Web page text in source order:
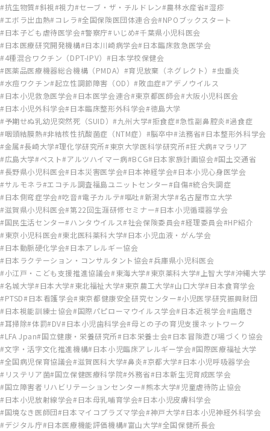
抗生物質 斜視 視力 セーブ・ザ・チルドレン 農林水産省 湿疹
エボラ出血熱 コレラ 全国保険医団体連合会 NPOブックスタート
日本子ども虐待医学会 警察庁 いじめ 千葉県小児科医会
日本医療研究開発機構 日本川崎病学会 日本臨床救急医学会
4種混合ワクチン（DPT-IPV）
日本学校保健会
医薬品医療機器総合機構（PMDA）
育児放棄（ネグレクト） 虫垂炎
水痘ワクチン 起立性調節障害（OD） 敗血症 アデノウイルス
日本小児救急医学会 日本医学会連合 東京都医師会 大阪小児科医会
日本小児外科学会 日本臨床整形外科学会 徳島大学
予期せぬ乳幼児突然死（SUID） 九州大学 拒食症 急性副鼻腔炎 過食症
咽頭結膜熱 非結核性抗酸菌症（NTM症） 脳卒中 法務省 日本整形外科学会
金属 長崎大学 理化学研究所 東京大学医科学研究所 狂犬病 マラリア
広島大学 ペスト アルツハイマー病 BCG 日本家族計画協会 国土交通省
長野県小児科医会 日本災害医学会 日本神経学会 日本小児心身医学会
サルモネラ エコチル調査福島ユニットセンター 自傷 統合失調症
日本側弯症学会 吃音 電子カルテ 嘔吐 新潟大学 名古屋市立大学
滋賀県小児科医会 第22回生涯研修セミナー 日本小児循環器学会
国民生活センター ハンタウイルス 社会保険委員会 経理委員会 HP紹介
東京小児科医会 東北医科薬科大学 日本小児血液・がん学会
日本動脈硬化学会 日本アレルギー協会
日本ラクテーション・コンサルタント協会 兵庫県小児科医会
小江戸・こども支援推進協議会 東海大学 東京薬科大学 上智大学 沖縄大学
名城大学 日本大学 東北福祉大学 東京農工大学 山口大学 日本食育学会
PTSD 日本看護学会 東京都健康安全研究センター 小児医学研究振興財団
日本視能訓練士協会 国際パピローマウイルス学会 日本近視学会 歯磨き
耳掃除 体罰 DV 日本小児歯科学会 母との子の育児支援ネットワーク
LFA Jpan 国立健康・栄養研究所 日本栄養士会 日本冒険遊び場づくり協会
文字・活字文化推進機構 日本小児臨床アレルギー学会 国際医療福祉大学
全国病児保育協議会 滋賀医科大学 鼻炎 京都大学 日本小児呼吸器学会
リステリア菌 国立保健医療科学院 外務省 日本新生児育成医学会
国立障害者リハビリテーションセンター 熊本大学 児童虐待防止協会
日本小児放射線学会 日本母乳哺育学会 日本小児皮膚科学会
国境なき医師団
日本マイコプラズマ学会 神戸大学 日本小児神経外科学会
デジタル庁 日本医療機能評価機構 富山大学 全国保健所長会